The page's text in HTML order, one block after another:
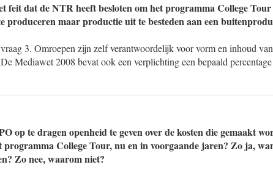
feit dat de NTR heeft besloten om het programma College
produceren maar productie uit te besteden aan een
3. Omroepen zijn zelf verantwoordelijk voor vorm en inhoud
Mediawet 2008 bevat ook een verplichting een bepaald percentage
op te dragen openheid te geven over de kosten die gemaakt
programma College Tour, nu en in voorgaande jaren? Zo ja,
Zo nee, waarom niet?